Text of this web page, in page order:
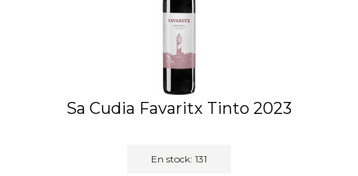
Sa Cudia Favaritx Tinto 2023
En stock: 131